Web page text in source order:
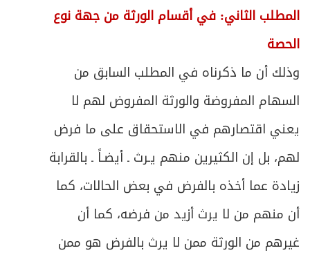
المطلب الثاني: في أقسام الورثة من جهة نوع
الحصة
وذلك أن ما ذكرناه في المطلب السابق من
السهام المفروضة والورثة المفروض لهم لا
يعني اقتصارهم في الاستحقاق على ما فرض
لهم، بل إن الكثيرين منهم يـرث ـ أيضـاً ـ بالقرابة
زيادة عما أخذه بالفرض في بعض الحالات، كما
أن منهم من لا يرث أزيد من فرضه، كما أن
غيرهم من الورثة ممن لا يرث بالفرض هو ممن